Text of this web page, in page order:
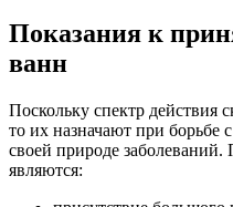
Показания к
ванн
Поскольку спектр действия
то их назначают при
своей природе заболеваний.
являются: